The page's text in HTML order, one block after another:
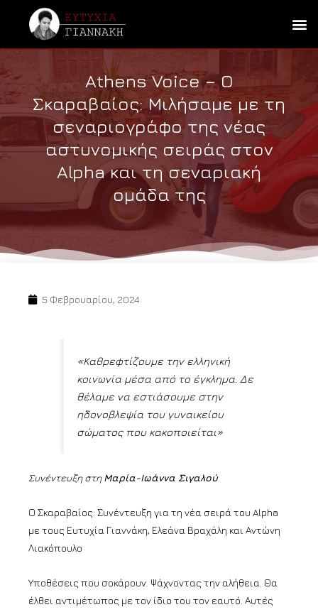
Athens Voice – Ο
Σκαραβαίος: Μιλήσαμε με τη
σεναριογράφο της νέας
αστυνομικής σειράς στον
Alpha και τη σεναριακή
ομάδα της
5 Φεβρουαρίου, 2024
«Καθρεφτίζουμε την ελληνική
κοινωνία μέσα από το έγκλημα. Δε
θέλαμε να εστιάσουμε στην
ηδονοβλεψία του γυναικείου
σώματος που κακοποιείται»
Συνέντευξη στηΜαρία-Ιωάννα Σιγαλού
Ο Σκαραβαίος: Συνέντευξη για τη νέα σειρά του Alpha
με τoυς Ευτυχία Γιαννάκη, Ελεάνα Βραχάλη και Αντώνη
Λιακόπουλο
Υποθέσεις που σοκάρουν. Ψάχνοντας την αλήθεια. Θα
έλθει αντιμέτωπος με τον ίδιο του τον εαυτό. Αυτές